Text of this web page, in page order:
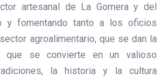
artesanal de La Gomera y del
y fomentando tanto a los oficios
agroalimentario, que se dan la
que se convierte en un valioso
la historia y la cultura